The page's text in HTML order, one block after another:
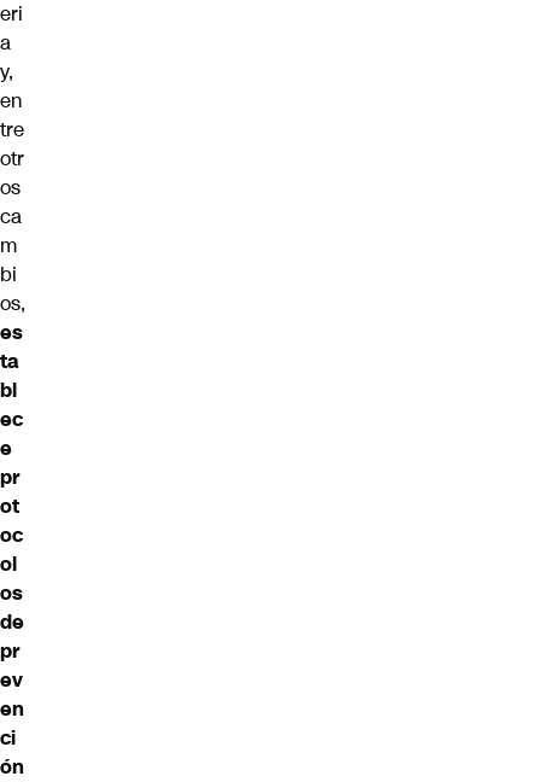
eri
a
y,
en
tre
otr
os
ca
m
bi
os,
es
ta
bl
ec
e
pr
ot
oc
ol
os
de
pr
ev
en
ci
ón